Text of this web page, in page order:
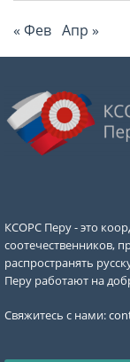
« Фев Апр »
КСОРС Перу - это
соотечественников,
распространять
Перу работают на
Свяжитесь с нами: